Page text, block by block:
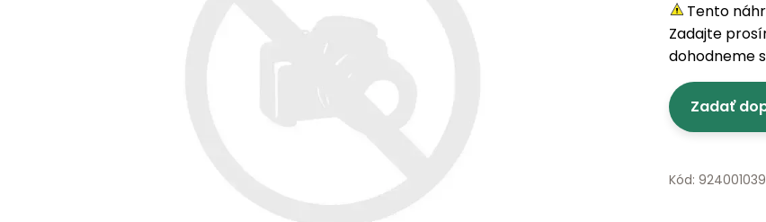
Tento
Zadajte
dohodneme
Zadať
Kód: 924001039